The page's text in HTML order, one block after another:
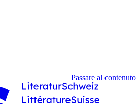
Passare al contenuto